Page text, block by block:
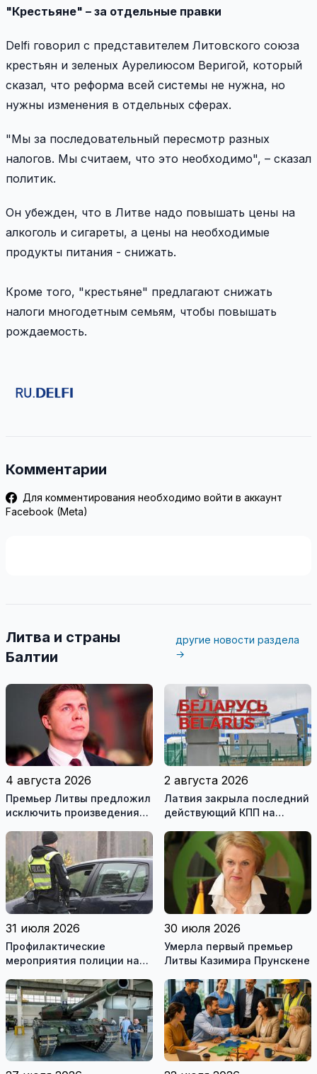
"Крестьяне" – за отдельные правки
Delfi говорил с представителем Литовского союза
крестьян и зеленых Аурелиюсом Веригой, который
сказал, что реформа всей системы не нужна, но
нужны изменения в отдельных сферах.
"Мы за последовательный пересмотр разных
налогов. Мы считаем, что это необходимо", – сказал
политик.
Он убежден, что в Литве надо повышать цены на
алкоголь и сигареты, а цены на необходимые
продукты питания - снижать.
Кроме того, "крестьяне" предлагают снижать
налоги многодетным семьям, чтобы повышать
рождаемость.
Комментарии
Для комментирования необходимо войти в аккаунт
Facebook (Meta)
Литва и страны
Балтии
другие новости раздела
→
4 августа 2026
Премьер Литвы предложил
исключить произведения
рекомендуемой
литературы
2 августа 2026
Латвия закрыла последний
действующий КПП на
31 июля 2026
Профилактические
мероприятия полиции на
30 июля 2026
Умерла первый премьер
Литвы Казимира Прунскене